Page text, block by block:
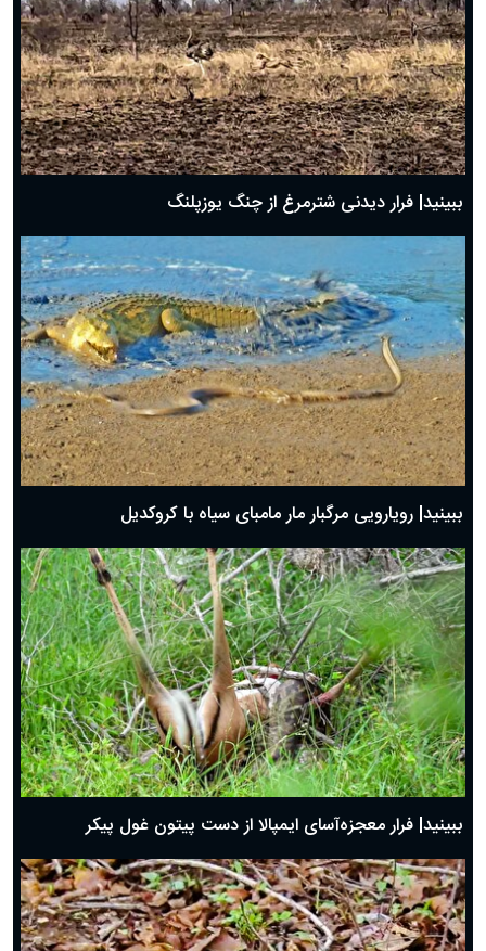
ببینید| فرار دیدنی شترمرغ از چنگ یوزپلنگ
ببینید| رویارویی مرگبار مار مامبای سیاه با کروکدیل
ببینید| فرار معجزه‌آسای ایمپالا از دست پیتون غول پیکر